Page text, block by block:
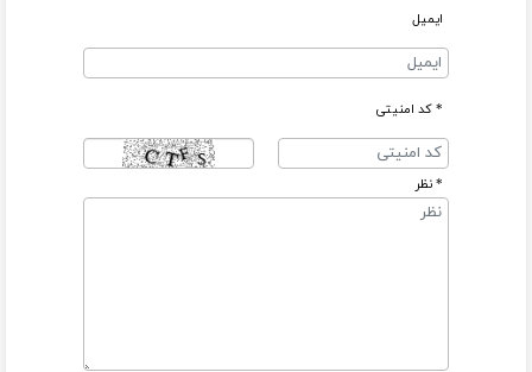
ایمیل
* کد امنیتی
* نظر